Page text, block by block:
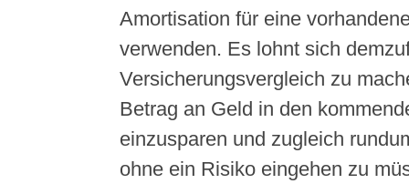
Amortisation für eine
verwenden. Es lohnt sich
Versicherungsvergleich zu
Betrag an Geld in den
einzusparen und zugleich
ohne ein Risiko eingehen zu